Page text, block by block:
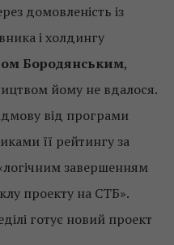
домовленість із
і холдингу
Бородянським,
йому не вдалося.
від програми
її рейтингу за
завершенням
проекту на СТБ».
готує новий проект